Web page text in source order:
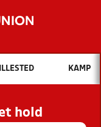
vil du søge efter?
OG NYHEDER
OG
KAMP
hold